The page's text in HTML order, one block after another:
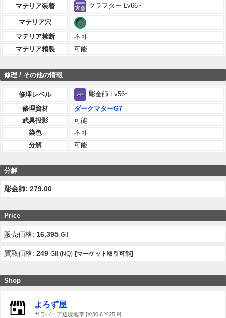
マテリア装着 クラフター Lv66~
マテリア穴
マテリア禁断
不可
マテリア精製
可能
修理 / その他の情報
修理レベル
彫金師 Lv56~
修理資材
ダークマターG7
武具投影
可能
染色
不可
分解
可能
分解
彫金師: 279.00
Price
販売価格: 16,395 Gil
買取価格:249 Gil (NQ) [マーケット取引可能]
Shop
よろず屋
ギラバニア辺境地帯 [X:30.6 Y:25.9]